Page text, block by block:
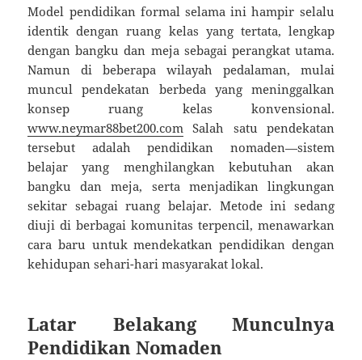
Model pendidikan formal selama ini hampir selalu
identik dengan ruang kelas yang tertata, lengkap
dengan bangku dan meja sebagai perangkat utama.
Namun di beberapa wilayah pedalaman, mulai
muncul pendekatan berbeda yang meninggalkan
konsep ruang kelas konvensional.
www.neymar88bet200.com Salah satu pendekatan
tersebut adalah pendidikan nomaden—sistem
belajar yang menghilangkan kebutuhan akan
bangku dan meja, serta menjadikan lingkungan
sekitar sebagai ruang belajar. Metode ini sedang
diuji di berbagai komunitas terpencil, menawarkan
cara baru untuk mendekatkan pendidikan dengan
kehidupan sehari-hari masyarakat lokal.
Latar Belakang Munculnya
Pendidikan Nomaden